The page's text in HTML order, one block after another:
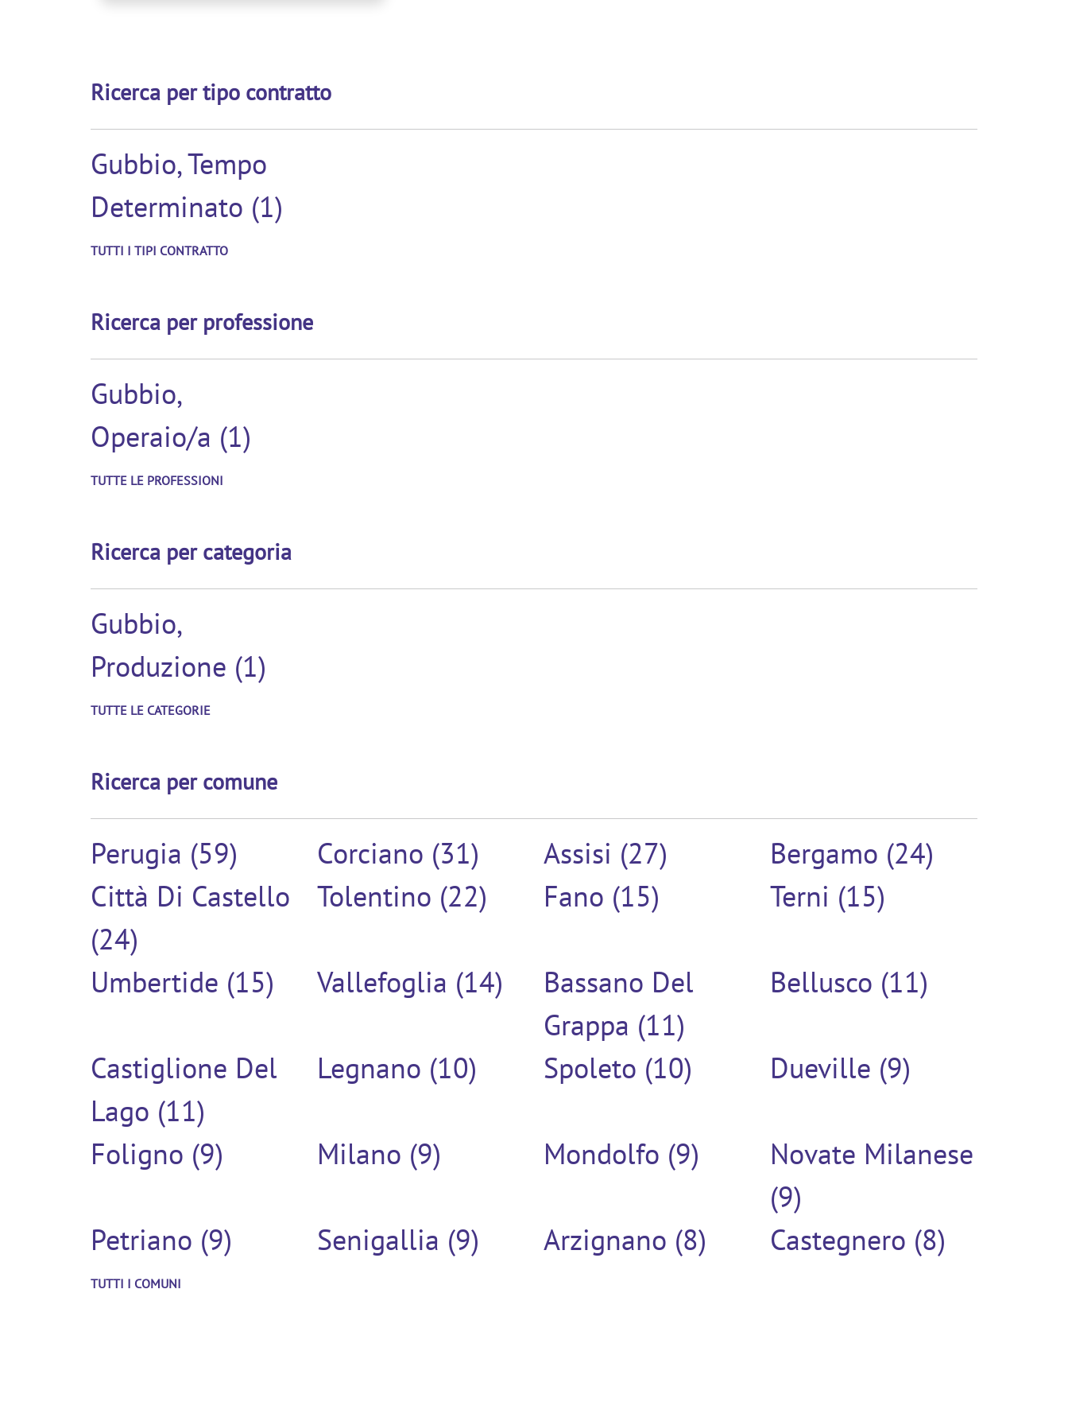
ciclo produtt
Ricerca per tipo contratto
Gubbio, Tempo
Determinato (1)
TUTTI I TIPI CONTRATTO
Ricerca per professione
Gubbio,
Operaio/a (1)
TUTTE LE PROFESSIONI
Ricerca per categoria
Gubbio,
Produzione (1)
TUTTE LE CATEGORIE
Ricerca per comune
Perugia (59) Corciano (31) Assisi (27)
Bergamo (24)
Città Di Castello
(24)
Tolentino (22) Fano (15) Terni (15)
Umbertide (15) Vallefoglia (14)
Bassano Del
Grappa (11)
Bellusco (11)
Castiglione Del
Lago (11)
Legnano (10) Spoleto (10) Dueville (9)
Foligno (9) Milano (9) Mondolfo (9)
Novate Milanese
(9)
Petriano (9)
Senigallia (9) Arzignano (8) Castegnero (8)
TUTTI I COMUNI